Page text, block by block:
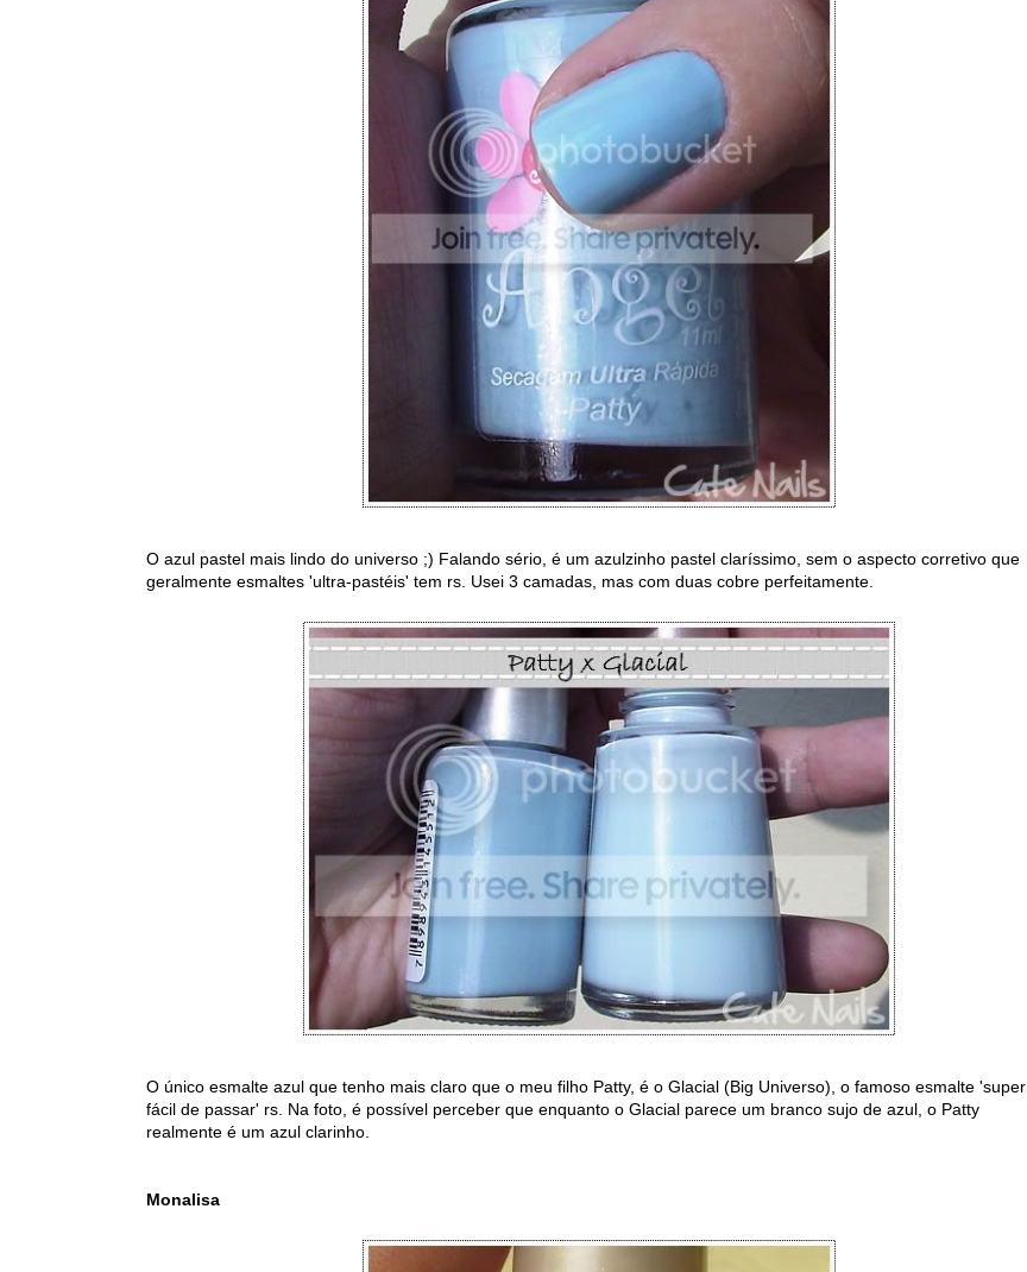
O azul pastel mais lindo do universo ;) Falando sério, é um azulzinho pastel claríssimo, sem o aspecto corretivo que
geralmente esmaltes 'ultra-pastéis' tem rs. Usei 3 camadas, mas com duas cobre perfeitamente.
O único esmalte azul que tenho mais claro que o meu filho Patty, é o Glacial (Big Universo), o famoso esmalte 'super
fácil de passar' rs. Na foto, é possível perceber que enquanto o Glacial parece um branco sujo de azul, o Patty
realmente é um azul clarinho.
Monalisa